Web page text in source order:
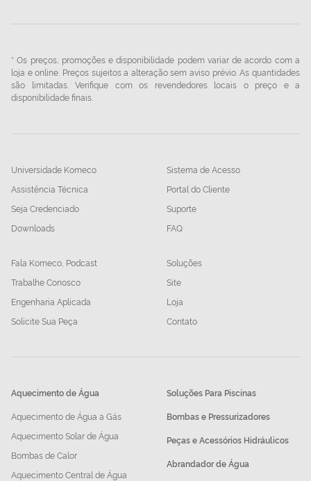
* Os preços, promoções e disponibilidade podem variar de acordo com a
loja e online. Preços sujeitos a alteração sem aviso prévio. As quantidades
são limitadas. Verifique com os revendedores locais o preço e a
disponibilidade finais.
Universidade Komeco
Assistência Técnica
Seja Credenciado
Downloads
Sistema de Acesso
Portal do Cliente
Suporte
FAQ
Fala Komeco, Podcast
Trabalhe Conosco
Engenharia Aplicada
Solicite Sua Peça
Soluções
Site
Loja
Contato
Aquecimento de Água
Aquecimento de Água a Gás
Aquecimento Solar de Água
Bombas de Calor
Aquecimento Central de Água
Soluções Para Piscinas
Bombas e Pressurizadores
Peças e Acessórios Hidráulicos
Abrandador de Água